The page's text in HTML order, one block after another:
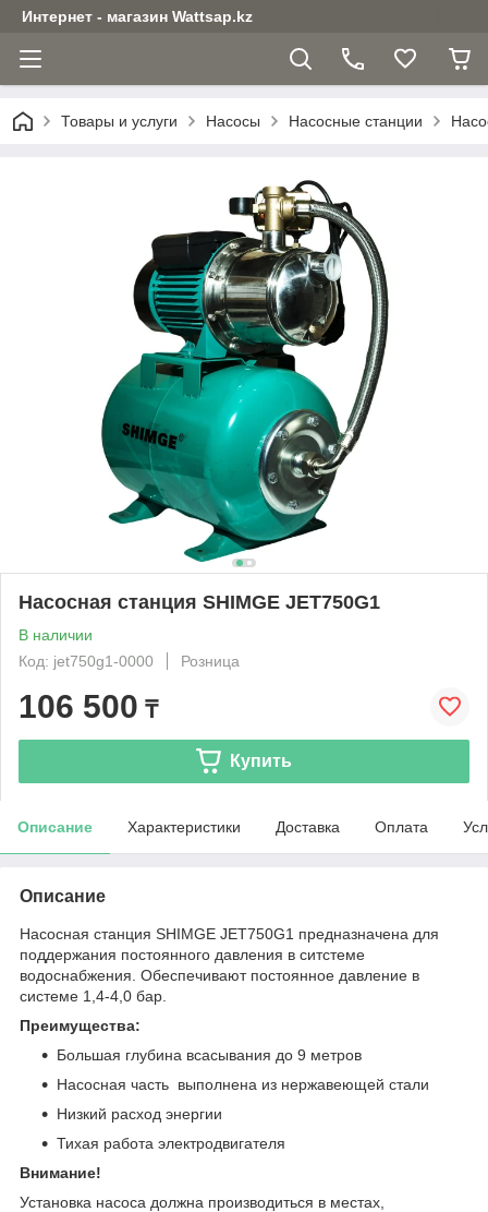
Интернет - магазин Wattsap.kz
Товары и услуги Насосы Насосные станции
Насосная станция SHIMGE JET750G1
В наличии
Код: jet750g1-0000
Розница
106 500 ₸
Купить
Описание Характеристики Доставка Оплата
Описание
Насосная станция SHIMGE JET750G1 предназначена для
поддержания постоянного давления в ситстеме
водоснабжения. Обеспечивают постоянное давление в
системе 1,4-4,0 бар.
Преимущества:
Большая глубина всасывания до 9 метров
Насосная часть выполнена из нержавеющей стали
Низкий расход энергии
Тихая работа электродвигателя
Внимание!
Установка насоса должна производиться в местах,